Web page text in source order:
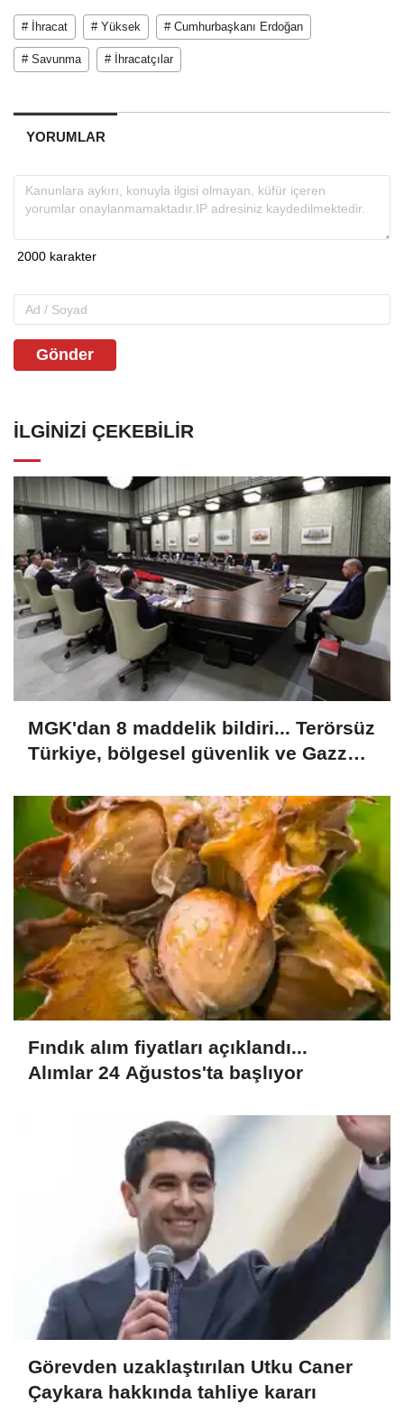
# İhracat # Yüksek # Cumhurbaşkanı Erdoğan
# Savunma # İhracatçılar
YORUMLAR
Gönder
İLGINIZI ÇEKEBILIR
MGK'dan 8 maddelik bildiri... Terörsüz
Türkiye, bölgesel güvenlik ve Gazze
Fındık alım fiyatları açıklandı...
Alımlar 24 Ağustos'ta başlıyor
Görevden uzaklaştırılan Utku Caner
Çaykara hakkında tahliye kararı